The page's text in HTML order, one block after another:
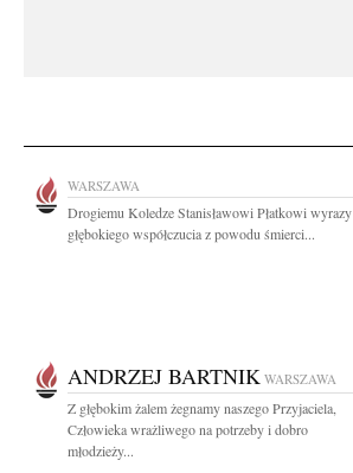
WARSZAWA
Drogiemu Koledze Stanisławowi Płatkowi wyrazy
głębokiego współczucia z powodu śmierci...
ANDRZEJ BARTNIK WARSZAWA
Z głębokim żalem żegnamy naszego Przyjaciela,
Człowieka wrażliwego na potrzeby i dobro
młodzieży...